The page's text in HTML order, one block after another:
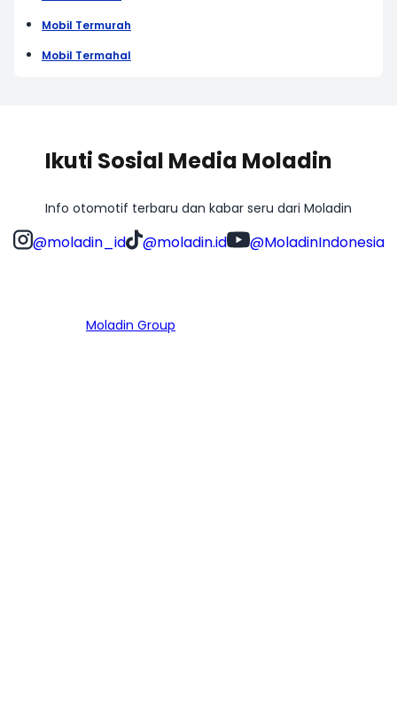
Mobil Termurah
Mobil Termahal
Ikuti Sosial Media Moladin
Info otomotif terbaru dan kabar seru dari Moladin
@moladin_id @moladin.id @MoladinIndonesia
Moladin Group